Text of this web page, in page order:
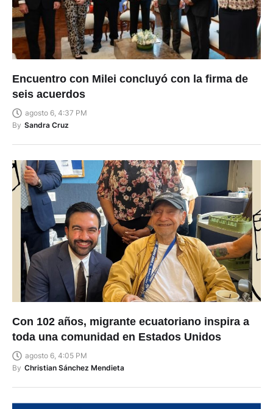
Encuentro con Milei concluyó con la firma de
seis acuerdos
agosto 6, 4:37 PM
By Sandra Cruz
Con 102 años, migrante ecuatoriano inspira a
toda una comunidad en Estados Unidos
agosto 6, 4:05 PM
By Christian Sánchez Mendieta